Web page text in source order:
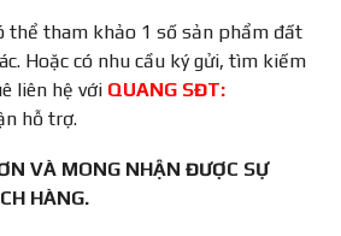
thể tham khảo 1 số sản phẩm đất
Hoặc có nhu cầu ký gửi, tìm kiếm
liên hệ với QUANG SĐT:
hỗ trợ.
VÀ MONG NHẬN ĐƯỢC SỰ
HÀNG.